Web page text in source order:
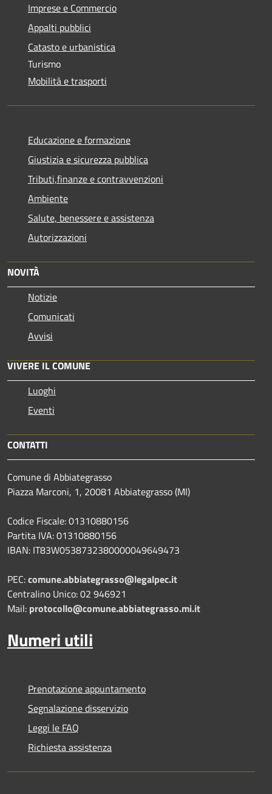
Imprese e Commercio
Appalti pubblici
Catasto e urbanistica
Turismo
Mobilità e trasporti
Educazione e formazione
Giustizia e sicurezza pubblica
Tributi,finanze e contravvenzioni
Ambiente
Salute, benessere e assistenza
Autorizzazioni
NOVITÀ
Notizie
Comunicati
Avvisi
VIVERE IL COMUNE
Luoghi
Eventi
CONTATTI
Comune di Abbiategrasso
Piazza Marconi, 1, 20081 Abbiategrasso (MI)
Codice Fiscale: 01310880156
Partita IVA: 01310880156
IBAN: IT83W0538732380000049649473
PEC:comune.abbiategrasso@legalpec.it
Centralino Unico: 02 946921
Mail: protocollo@comune.abbiategrasso.mi.it
Numeri utili
Prenotazione appuntamento
Segnalazione disservizio
Leggi le FAQ
Richiesta assistenza